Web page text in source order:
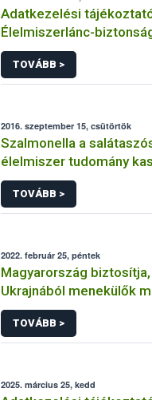
Adatkezelési
Élelmiszerlánc-
elkülönített visszaélés-
rendszerhez kapcsolódó
adatkezeléséhez
TOVÁBB >
2016. szeptember 15, csütörtök
Szalmonella a
élelmiszer tudomány
bioterrorizmus terror
TOVÁBB >
2022. február 25, péntek
Magyarország biztosítja,
Ukrajnából menekülők
hozhassák társállataikat
TOVÁBB >
2025. március 25, kedd